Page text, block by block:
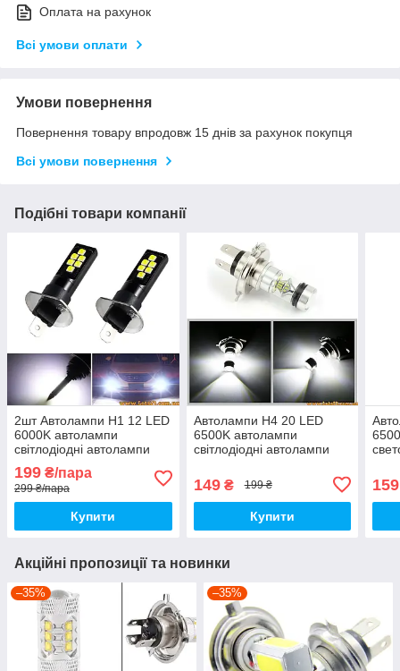
Оплата на рахунок
Всі умови оплати
Умови повернення
Повернення товару впродовж 15 днів за рахунок покупця
Всі умови повернення
Подібні товари компанії
2шт Автолампи H1 12 LED
6000K автолампи
світлодіодні автолампи
лампа лед світлодіодна
199 ₴/пара
299 ₴/пара
Купити
Автолампи H4 20 LED
6500K автолампи
світлодіодні автолампи
лампа лед світлодіодна
дхо птф на авто
149₴ 199 ₴
Купити
159
Акційні пропозиції та новинки
–35% –35%